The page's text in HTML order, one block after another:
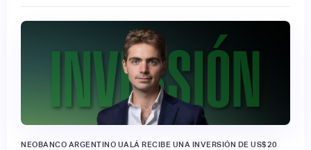
NEOBANCO ARGENTINO UALÁ RECIBE UNA INVERSIÓN DE US$20